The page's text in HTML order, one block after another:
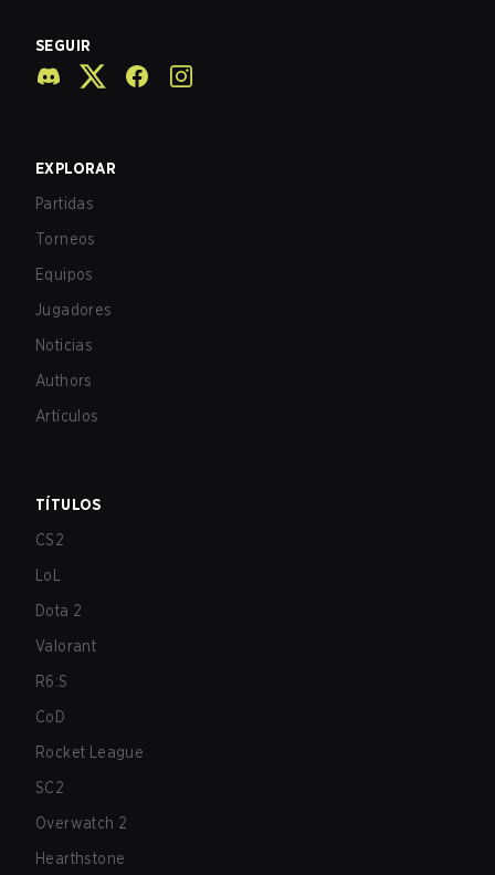
SEGUIR
EXPLORAR
Partidas
Torneos
Equipos
Jugadores
Noticias
Authors
Artículos
TÍTULOS
CS2
LoL
Dota 2
Valorant
R6:S
CoD
Rocket League
SC2
Overwatch 2
Hearthstone